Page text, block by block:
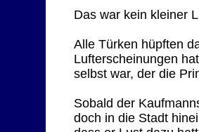
Das war kein kleiner
Alle Türken hüpften
Lufterscheinungen
selbst war, der die
Sobald der
doch in die Stadt